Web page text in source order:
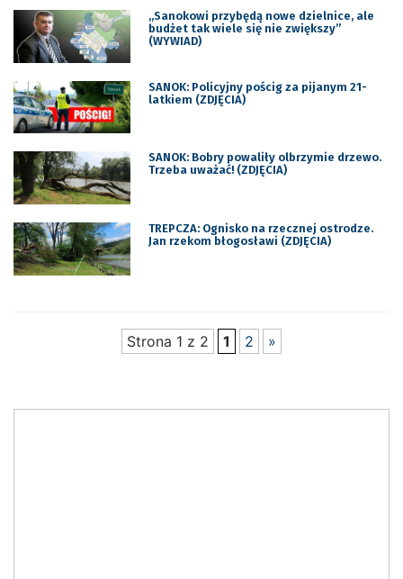
„Sanokowi przybędą nowe dzielnice, ale
budżet tak wiele się nie zwiększy”
(WYWIAD)
SANOK: Policyjny pościg za pijanym 21-
latkiem (ZDJĘCIA)
SANOK: Bobry powaliły olbrzymie drzewo.
Trzeba uważać! (ZDJĘCIA)
TREPCZA: Ognisko na rzecznej ostrodze.
Jan rzekom błogosławi (ZDJĘCIA)
Strona 1 z 2 1 2 »